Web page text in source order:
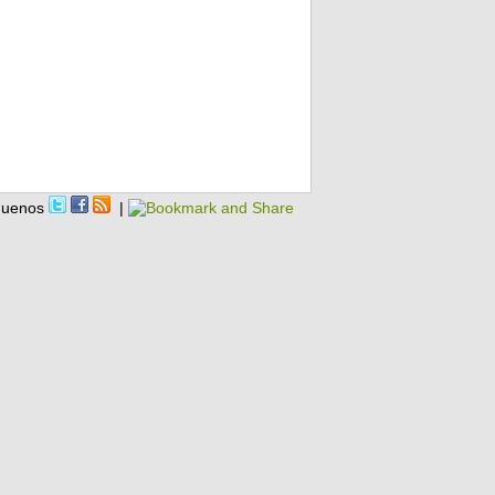
|